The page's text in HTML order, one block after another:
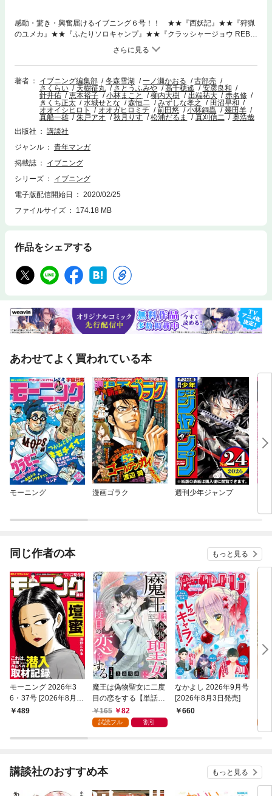
感動・驚き・興奮届けるイブニング６号！！ ★★『西妖記』★★『狩猟
のユメカ』★★『ふたりソロキャンプ』★★『クラッシャージョウ REBIR
TH』★★『JJM 女子柔道部物語』★★『創世のタイガ』★★『金田一３７
歳の事件簿』★★『インハンド』など話題作続々！ 電子版限定リバイバ
ル連載『累』『勇午 Final』『リウーを待ちながら』『いぬやしき』
著者
イブニング編集部 冬森雪湖 一ノ瀬かおる
古部亮
さくらい
天樹征丸 さとうふみや 高千穂遙
安彦良和
針井佑
恵本裕子 小林まこと 柳内大樹 出端祐大
赤名修
きくち正太
水城せとな 森恒二 みずしな孝之
田沼早和
オオイシヒロト
オオガヒロミチ 前田悠 小林銅蟲
幾田羊
真船一雄
朱戸アオ 秋月りす 松浦だるま 真刈信二
奥浩哉
出版社
講談社
ジャンル
青年マンガ
掲載誌
イブニング
シリーズ
イブニング
電子版配信開始日
2020/02/25
ファイルサイズ
174.18 MB
作品をシェアする
あわせてよく買われている本
モーニング 漫画ゴラク 週刊少年ジャンプ
同じ作者の本 もっと見る
モーニング 2026年3
6・37号 [2026年8月6
日発売]
489
魔王は偽物聖女に二度
目の恋をする【単話
売】 1話
165 82
試読フル 割引
なかよし 2026年9月号
[2026年8月3日発売]
660
講談社のおすすめ本 もっと見る